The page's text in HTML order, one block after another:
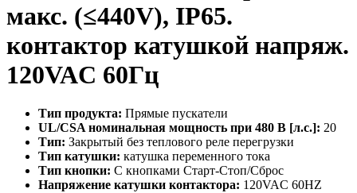
макс. (≤440V), IP65.
контактор катушкой напряж.
120VAC 60Гц
Тип продукта: Прямые пускатели
UL/CSA номинальная мощность при 480 В [л.с.]: 20
Тип: Закрытый без теплового реле перегрузки
Тип катушки: катушка переменного тока
Тип кнопки: С кнопками Старт-Стоп/Сброс
Напряжение катушки контактора: 120VAC 60HZ